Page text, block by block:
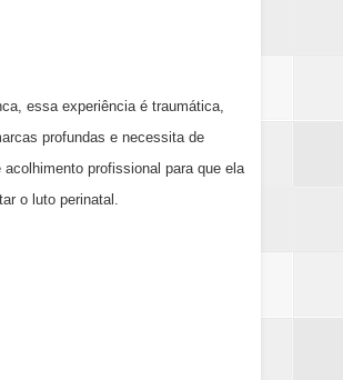
essa experiência é traumática,
profundas e necessita de
acolhimento profissional para que ela
o luto perinatal.